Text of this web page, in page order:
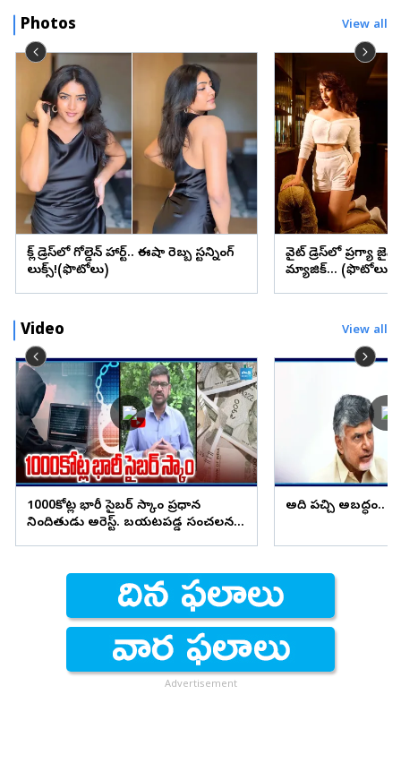
Photos View all
బ్లాక్ డ్రెస్‌లో గోల్డెన్ హార్ట్.. ఈషా రెబ్బ స్టన్నింగ్
లుక్స్!(ఫొటోలు)
వైట్ డ్రెస్‌లో ప్రగ్యా
మ్యాజిక్... (ఫొటోలు)
Video View all
1000కోట్ల భారీ సైబర్ స్కాం ప్రధాన
నిందితుడు అరెస్ట్. బయటపడ్డ సంచలన
అది పచ్చి అబద్ధం..
Advertisement